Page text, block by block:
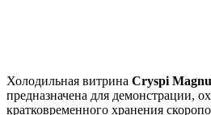
Холодильная витрина Cryspi
предназначена для демонстрации,
кратковременного хранения